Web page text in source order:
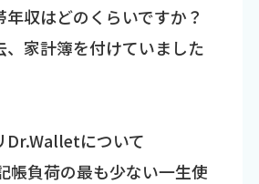
年収はどのくらいですか？
、家計簿を付けていました
について
帳負荷の最も少ない一生使